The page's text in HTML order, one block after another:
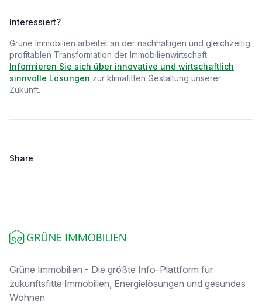
Interessiert?
Grüne Immobilien arbeitet an der nachhaltigen und gleichzeitig
profitablen Transformation der Immobilienwirtschaft.
Informieren Sie sich über innovative und wirtschaftlich
sinnvolle Lösungen zur klimafitten Gestaltung unserer
Zukunft.
Share
Grüne Immobilien - Die größte Info-Plattform für
zukunftsfitte Immobilien, Energielösungen und gesundes
Wohnen